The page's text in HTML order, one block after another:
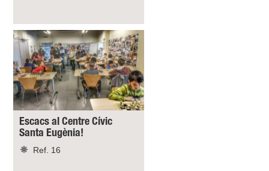
Escacs al Centre Cívic
Santa Eugènia!
Ref. 16